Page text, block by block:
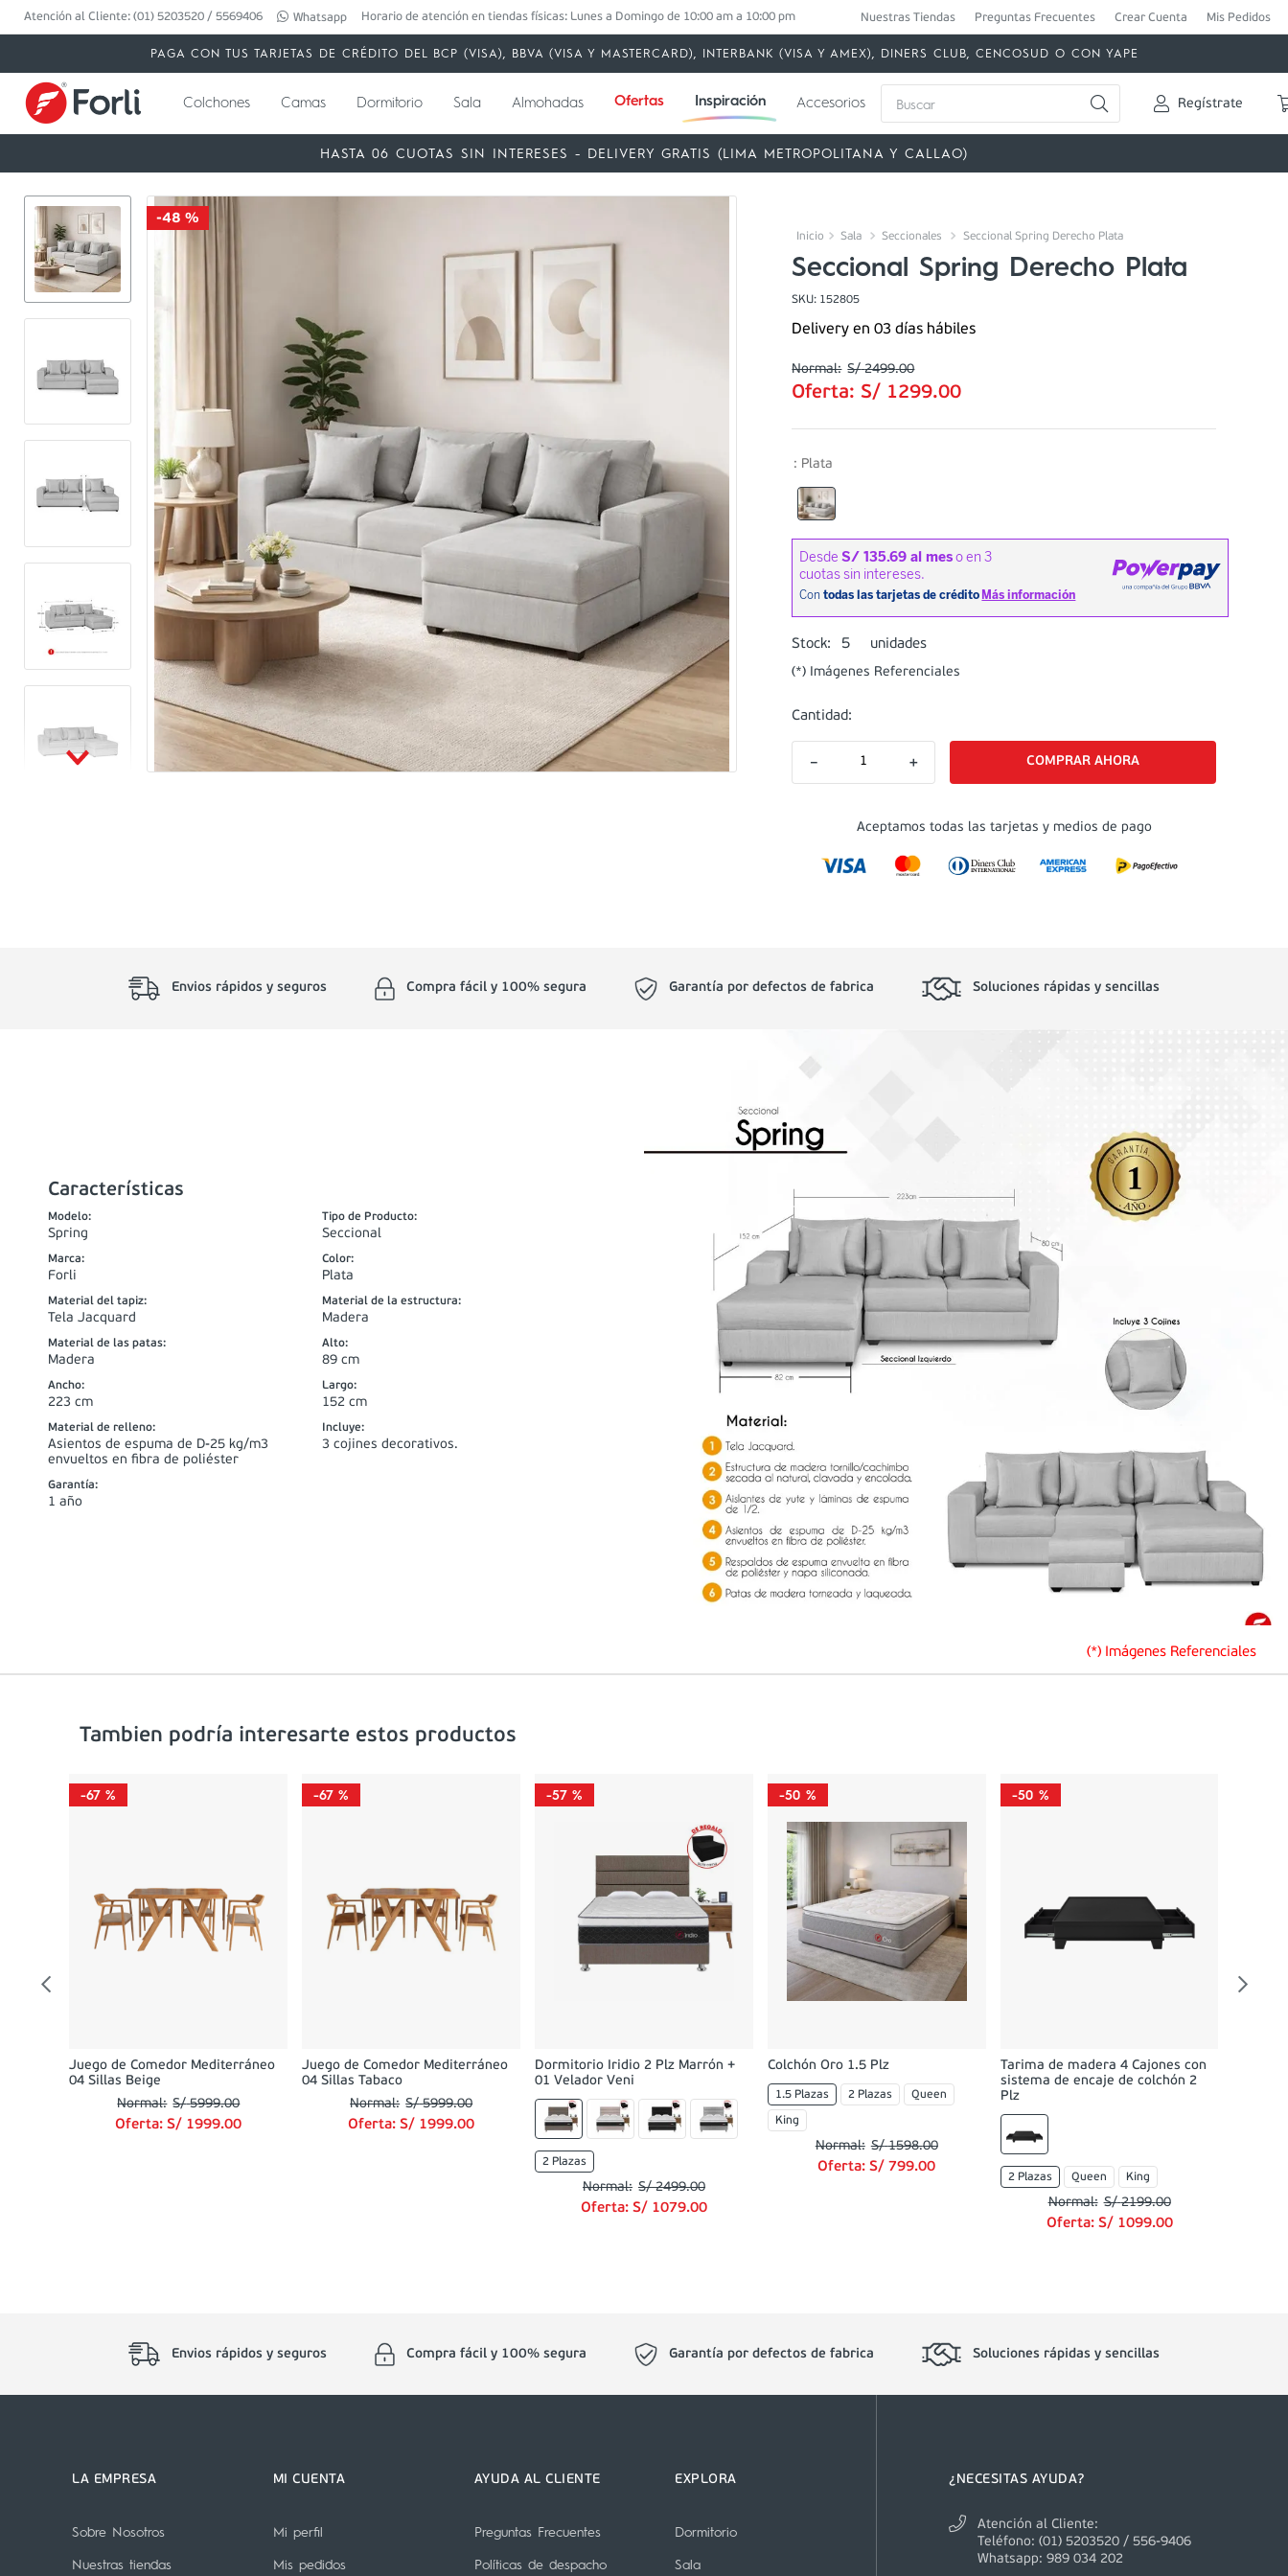
Atención al Cliente: (01) 5203520 / 5569406 Whatsapp Horario de atención en tiendas físicas: Lunes a Domingo de 10:00 am a 10:00 pm Nuestras Tiendas Preguntas Frecuentes Crear Cuenta Mis Pedidos
PAGA CON TUS TARJETAS DE CRÉDITO DEL BCP (VISA), BBVA (VISA Y MASTERCARD), INTERBANK (VISA Y AMEX), DINERS CLUB, CENCOSUD O CON YAPE
Colchones Camas Dormitorio Sala Almohadas Ofertas Inspiración Accesorios Regístrate
HASTA 06 CUOTAS SIN INTERESES - DELIVERY GRATIS (LIMA METROPOLITANA Y CALLAO)
-48 %
Sala Seccionales Seccional Spring Derecho Plata
Seccional Spring Derecho Plata
SKU: 152805
Delivery en 03 días hábiles
S/ 2499.00
Oferta:S/ 1299.00
: Plata
Stock: 5
unidades
(*) Imágenes Referenciales
Cantidad:
＋
－
Aceptamos todas las tarjetas y medios de pago
Envios rápidos y seguros Compra fácil y 100% segura Garantía por defectos de fabrica Soluciones rápidas y sencillas
Características
Modelo:
Spring
Tipo de Producto:
Seccional
Marca:
Forli
Color:
Plata
Material del tapiz:
Tela Jacquard
Material de la estructura:
Madera
Material de las patas:
Madera
Alto:
89 cm
Ancho:
223 cm
Largo:
152 cm
Material de relleno:
Asientos de espuma de D-25 kg/m3
envueltos en fibra de poliéster
Incluye:
3 cojines decorativos.
Garantía:
1 año
(*) Imágenes Referenciales
Tambien podría interesarte estos productos
-67 %
Juego de Comedor Mediterráneo
04 Sillas Beige
S/ 5999.00
Oferta:S/ 1999.00
-67 %
Juego de Comedor Mediterráneo
04 Sillas Tabaco
S/ 5999.00
Oferta:S/ 1999.00
-57 %
Dormitorio Iridio 2 Plz Marrón +
01 Velador Veni
2 Plazas
S/ 2499.00
Oferta: S/ 1079.00
-50 %
Colchón Oro 1.5 Plz
1.5 Plazas 2 Plazas Queen
King
S/ 1598.00
Oferta:S/ 799.00
-50 %
Tarima de madera 4 Cajones con
sistema de encaje de colchón 2
Plz
2 Plazas Queen King
S/ 2199.00
Oferta: S/ 1099.00
Queen
Envios rápidos y seguros Compra fácil y 100% segura Garantía por defectos de fabrica Soluciones rápidas y sencillas
LA EMPRESA
Sobre Nosotros
Nuestras tiendas
MI CUENTA
Mi perfil
Mis pedidos
AYUDA AL CLIENTE
Preguntas Frecuentes
Políticas de despacho
EXPLORA
Dormitorio
Sala
¿NECESITAS AYUDA?
Atención al Cliente:
Teléfono: (01) 5203520 / 556-9406
Whatsapp: 989 034 202